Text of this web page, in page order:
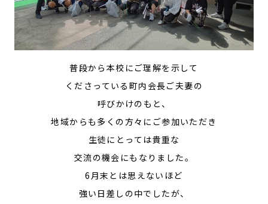
普段から本校にご理解を示して
くださっている町内会長ご夫妻の
呼びかけのもと、
地域からも多くの方々にご参加いただき
生徒にとっては貴重な
交流の機会にもなりました。
6月末とは思えないほど
強い日差しの中でしたが、